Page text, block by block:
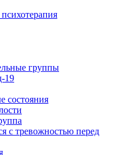
группы
19
состояния
с тревожностью перед